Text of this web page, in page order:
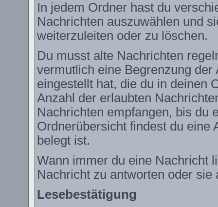
In jedem Ordner hast du
Nachrichten auszuwählen und
weiterzuleiten oder zu löschen.
Du musst alte Nachrichten
vermutlich eine Begrenzung
eingestellt hat, die du in deinen
Anzahl der erlaubten
Nachrichten empfangen, bis du
Ordnerübersicht findest du eine
belegt ist.
Wann immer du eine Nachricht
Nachricht zu antworten oder
Lesebestätigung